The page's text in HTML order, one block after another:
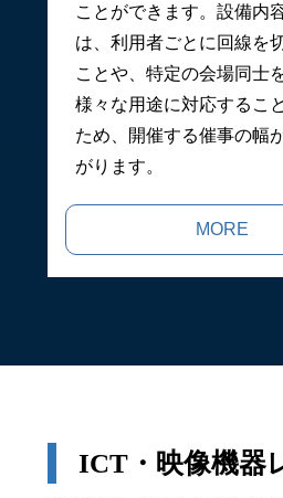
ことができます。設備内
は、利用者ごとに回線を
ことや、特定の会場同士
様々な用途に対応するこ
ため、開催する催事の幅
がります。
MORE
ICT・映像機器